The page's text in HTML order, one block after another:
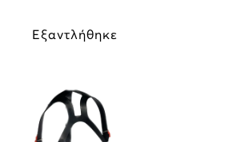
Εξαντλήθηκε